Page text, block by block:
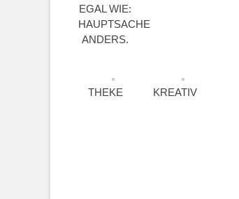
EGAL WIE:
HAUPTSACHE
ANDERS.
THEKE KREATIV